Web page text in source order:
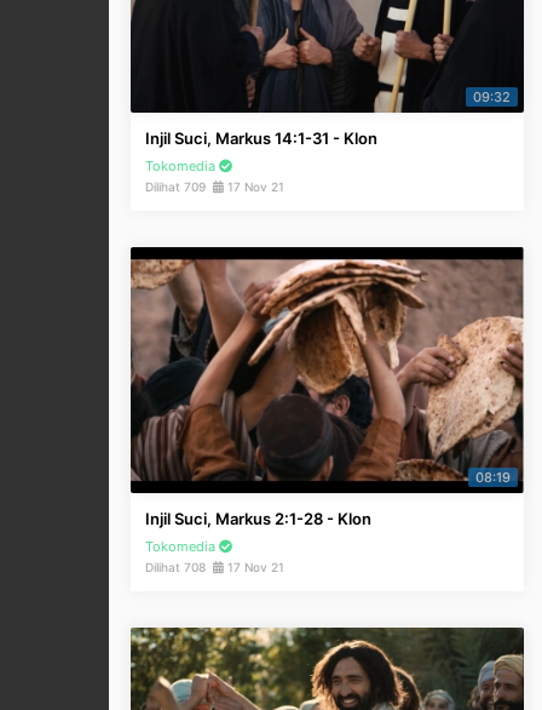
09:32
Injil Suci, Markus 14:1-31 - Klon
Tokomedia
Dilihat 709 17 Nov 21
08:19
Injil Suci, Markus 2:1-28 - Klon
Tokomedia
Dilihat 708 17 Nov 21